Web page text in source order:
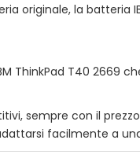
originale, la batteria
ThinkPad T40 2669
sempre con il
facilmente a